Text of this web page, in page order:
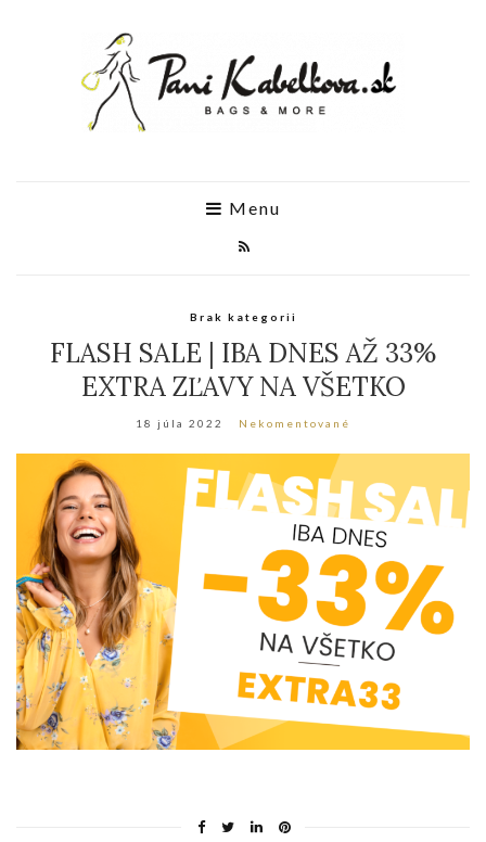
Menu
Brak kategorii
FLASH SALE | IBA DNES AŽ 33%
EXTRA ZĽAVY NA VŠETKO
18 júla 2022 Nekomentované